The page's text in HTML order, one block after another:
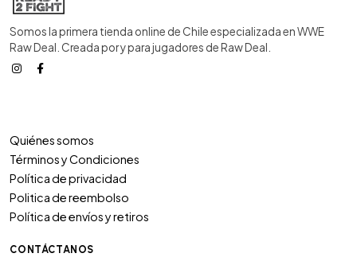
Somos la primera tienda online de Chile especializada en WWE
Raw Deal. Creada por y para jugadores de Raw Deal.
Quiénes somos
Términos y Condiciones
Política de privacidad
Politica de reembolso
Política de envíos y retiros
CONTÁCTANOS